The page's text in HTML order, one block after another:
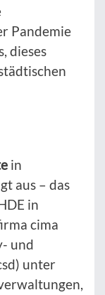
Pandemie
dieses
in
aus – das
in
cima
und
unter